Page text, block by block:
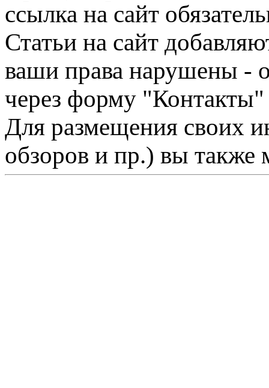
ссылка на сайт
Статьи на сайт
ваши права нарушены -
через форму "Контакты"
Для размещения своих
обзоров и пр.) вы также